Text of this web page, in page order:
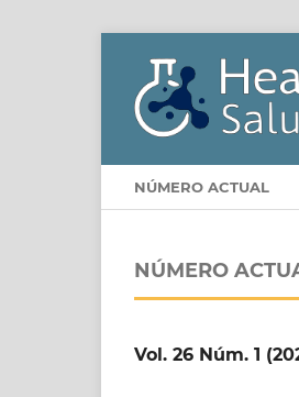
NÚMERO ACTUAL
NÚMERO
Vol. 26 Núm. 1